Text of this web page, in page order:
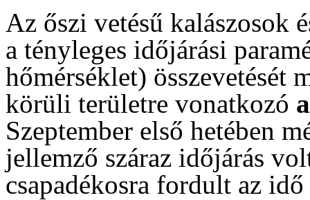
Az őszi vetésű kalászosok
a tényleges időjárási
hőmérséklet) összevetését
körüli területre vonatkozó
Szeptember első hetében
jellemző száraz időjárás
csapadékosra fordult az